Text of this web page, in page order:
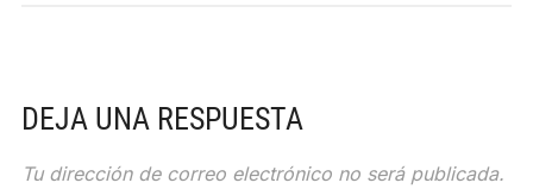
DEJA UNA RESPUESTA
Tu dirección de correo electrónico no será publicada.